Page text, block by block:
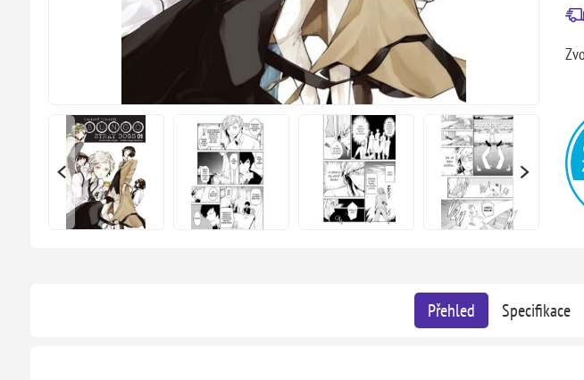
Přehled Specifikace